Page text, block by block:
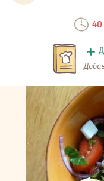
40